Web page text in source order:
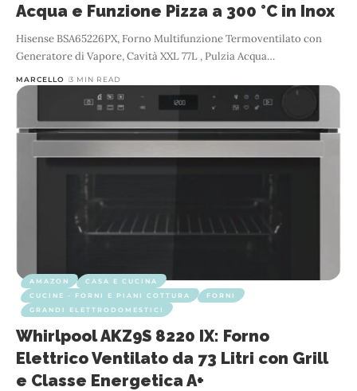
Acqua e Funzione Pizza a 300 °C in Inox
Hisense BSA65226PX, Forno Multifunzione Termoventilato con
Generatore di Vapore, Cavità XXL 77L , Pulzia Acqua…
MARCELLO 3 MIN READ
AMAZON
CASA E CUCINA
CUCINE - FORNI E PIANI COTTURA
FORNI
GRANDI ELETTRODOMESTICI
Whirlpool AKZ9S 8220 IX: Forno
Elettrico Ventilato da 73 Litri con Grill
e Classe Energetica A+